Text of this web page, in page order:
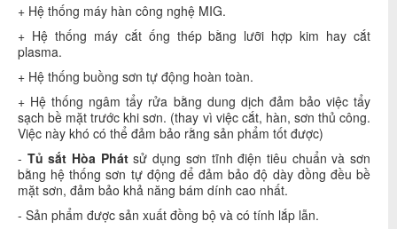
+ Hệ thống máy hàn công nghệ MIG.
+ Hệ thống máy cắt ống thép bằng lưỡi hợp kim hay cắt
plasma.
+ Hệ thống buồng sơn tự động hoàn toàn.
+ Hệ thống ngâm tẩy rửa bằng dung dịch đảm bảo việc tẩy
sạch bề mặt trước khi sơn. (thay vì việc cắt, hàn, sơn thủ công.
Việc này khó có thể đảm bảo rằng sản phẩm tốt được)
- Tủ sắt Hòa Phátsử dụng sơn tĩnh điện tiêu chuẩn và sơn
bằng hệ thống sơn tự động để đảm bảo độ dày đồng đều bề
mặt sơn, đảm bảo khả năng bám dính cao nhất.
- Sản phẩm được sản xuất đồng bộ và có tính lắp lẫn.